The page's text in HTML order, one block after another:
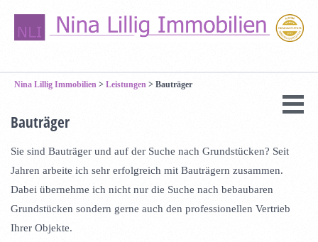
Nina Lillig Immobilien > Leistungen > Bauträger
Bauträger
Sie sind Bauträger und auf der Suche nach Grundstücken? Seit
Jahren arbeite ich sehr erfolgreich mit Bauträgern zusammen.
Dabei übernehme ich nicht nur die Suche nach bebaubaren
Grundstücken sondern gerne auch den professionellen Vertrieb
Ihrer Objekte.